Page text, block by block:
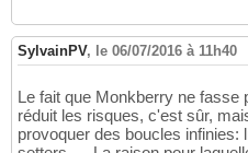
SylvainPV, le 06/07/2016 à 11h40
Le fait que Monkberry ne fasse
réduit les risques, c'est sûr,
provoquer des boucles